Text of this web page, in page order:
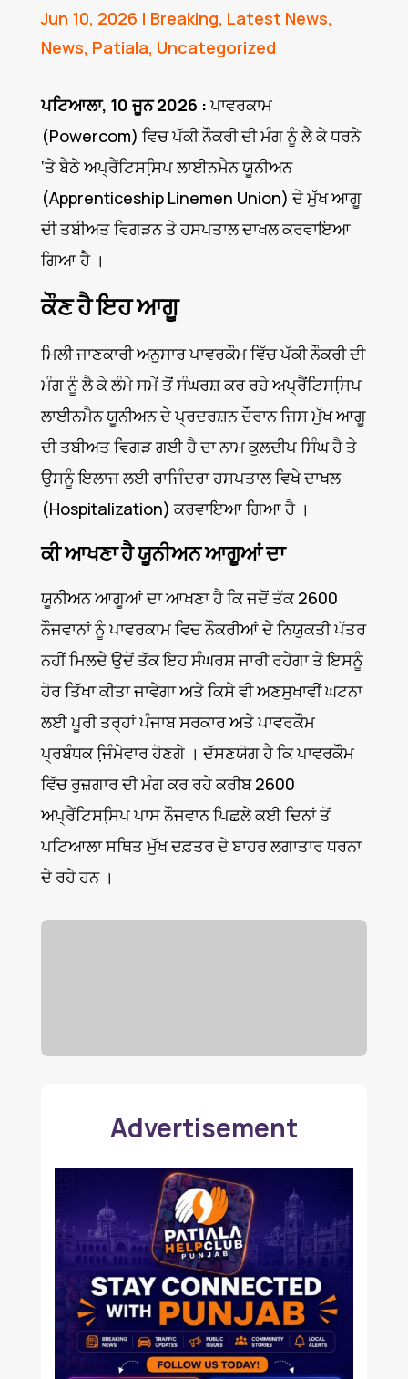
Jun 10, 2026 | Breaking, Latest News,
News, Patiala, Uncategorized
ਪਟਿਆਲਾ, 10 ਜੂਨ 2026 :ਪਾਵਰਕਾਮ
(Powercom) ਵਿਚ ਪੱਕੀ ਨੌਕਰੀ ਦੀ ਮੰਗ ਨੂੰ ਲੈ ਕੇ ਧਰਨੇ
‘ਤੇ ਬੈਠੇ ਅਪ੍ਰੈਂਟਿਸਸਿ਼ਪ ਲਾਈਨਮੈਨ ਯੂਨੀਅਨ
(Apprenticeship Linemen Union) ਦੇ ਮੁੱਖ ਆਗੂ
ਦੀ ਤਬੀਅਤ ਵਿਗੜਨ ਤੇ ਹਸਪਤਾਲ ਦਾਖਲ ਕਰਵਾਇਆ
ਗਿਆ ਹੈ ।
ਕੌਣ ਹੈ ਇਹ ਆਗੂ
ਮਿਲੀ ਜਾਣਕਾਰੀ ਅਨੁਸਾਰ ਪਾਵਰਕੌਮ ਵਿੱਚ ਪੱਕੀ ਨੌਕਰੀ ਦੀ
ਮੰਗ ਨੂੰ ਲੈ ਕੇ ਲੰਮੇ ਸਮੇਂ ਤੋਂ ਸੰਘਰਸ਼ ਕਰ ਰਹੇ ਅਪ੍ਰੈਂਟਿਸਸਿ਼ਪ
ਲਾਈਨਮੈਨ ਯੂਨੀਅਨ ਦੇ ਪ੍ਰਦਰਸ਼ਨ ਦੌਰਾਨ ਜਿਸ ਮੁੱਖ ਆਗੂ
ਦੀ ਤਬੀਅਤ ਵਿਗੜ ਗਈ ਹੈ ਦਾ ਨਾਮ ਕੁਲਦੀਪ ਸਿੰਘ ਹੈ ਤੇ
ਉਸਨੂੰ ਇਲਾਜ ਲਈ ਰਾਜਿੰਦਰਾ ਹਸਪਤਾਲ ਵਿਖੇ ਦਾਖਲ
(Hospitalization) ਕਰਵਾਇਆ ਗਿਆ ਹੈ ।
ਕੀ ਆਖਣਾ ਹੈ ਯੂਨੀਅਨ ਆਗੂਆਂ ਦਾ
ਯੂਨੀਅਨ ਆਗੂਆਂ ਦਾ ਆਖਣਾ ਹੈ ਕਿ ਜਦੋਂ ਤੱਕ 2600
ਨੌਜਵਾਨਾਂ ਨੂੰ ਪਾਵਰਕਾਮ ਵਿਚ ਨੌਕਰੀਆਂ ਦੇ ਨਿਯੁਕਤੀ ਪੱਤਰ
ਨਹੀਂ ਮਿਲਦੇ ਉਦੋਂ ਤੱਕ ਇਹ ਸੰਘਰਸ਼ ਜਾਰੀ ਰਹੇਗਾ ਤੇ ਇਸਨੂੰ
ਹੋਰ ਤਿੱਖਾ ਕੀਤਾ ਜਾਵੇਗਾ ਅਤੇ ਕਿਸੇ ਵੀ ਅਣਸੁਖਾਵੀਂ ਘਟਨਾ
ਲਈ ਪੂਰੀ ਤਰ੍ਹਾਂ ਪੰਜਾਬ ਸਰਕਾਰ ਅਤੇ ਪਾਵਰਕੌਮ
ਪ੍ਰਬੰਧਕ ਜਿ਼ੰਮੇਵਾਰ ਹੋਣਗੇ । ਦੱਸਣਯੋਗ ਹੈ ਕਿ ਪਾਵਰਕੌਮ
ਵਿੱਚ ਰੁਜ਼ਗਾਰ ਦੀ ਮੰਗ ਕਰ ਰਹੇ ਕਰੀਬ 2600
ਅਪ੍ਰੈਂਟਿਸਸਿ਼ਪ ਪਾਸ ਨੌਜਵਾਨ ਪਿਛਲੇ ਕਈ ਦਿਨਾਂ ਤੋਂ
ਪਟਿਆਲਾ ਸਥਿਤ ਮੁੱਖ ਦਫ਼ਤਰ ਦੇ ਬਾਹਰ ਲਗਾਤਾਰ ਧਰਨਾ
ਦੇ ਰਹੇ ਹਨ ।
Advertisement